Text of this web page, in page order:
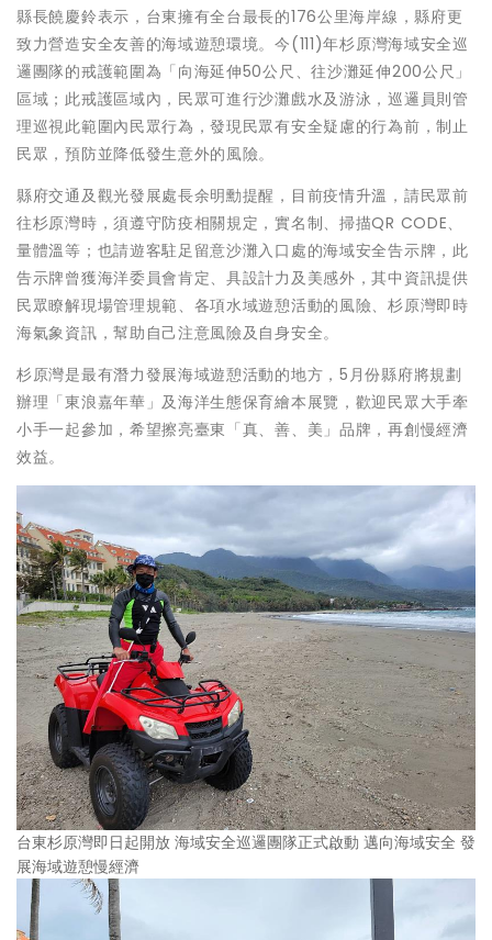
縣長饒慶鈴表示，台東擁有全台最長的176公里海岸線，縣府更
致力營造安全友善的海域遊憩環境。今(111)年杉原灣海域安全巡
邏團隊的戒護範圍為「向海延伸50公尺、往沙灘延伸200公尺」
區域；此戒護區域內，民眾可進行沙灘戲水及游泳，巡邏員則管
理巡視此範圍內民眾行為，發現民眾有安全疑慮的行為前，制止
民眾，預防並降低發生意外的風險。
縣府交通及觀光發展處長余明勳提醒，目前疫情升溫，請民眾前
往杉原灣時，須遵守防疫相關規定，實名制、掃描QR CODE、
量體溫等；也請遊客駐足留意沙灘入口處的海域安全告示牌，此
告示牌曾獲海洋委員會肯定、具設計力及美感外，其中資訊提供
民眾瞭解現場管理規範、各項水域遊憩活動的風險、杉原灣即時
海氣象資訊，幫助自己注意風險及自身安全。
杉原灣是最有潛力發展海域遊憩活動的地方，5月份縣府將規劃
辦理「東浪嘉年華」及海洋生態保育繪本展覽，歡迎民眾大手牽
小手一起參加，希望擦亮臺東「真、善、美」品牌，再創慢經濟
效益。
台東杉原灣即日起開放 海域安全巡邏團隊正式啟動 邁向海域安全 發
展海域遊憩慢經濟